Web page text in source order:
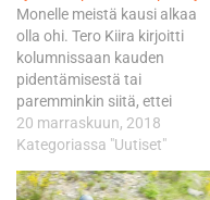
Monelle meistä kausi alkaa
olla ohi. Tero Kiira kirjoitti
kolumnissaan kauden
pidentämisestä tai
paremminkin siitä, ettei
kautta lopeta ollenkaan.
Ajamista voi jatkaa läpi
talven ja siirtyä
saumattomasti seuraavaan
20 marraskuun, 2018
Kategoriassa "Uutiset"